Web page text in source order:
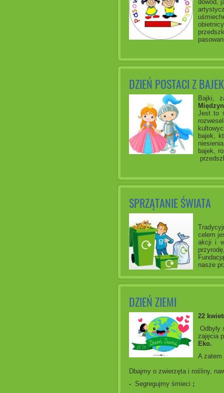
dowód,
DZIEŃ POSTACI Z BAJEK
Bajki,
Jest to
bajek,
bajek,
SPRZĄTANIE ŚWIATA
celem
akcji i
nasze
DZIEŃ ZIEMI
22
zajęcia
Eko.
A zatem
Dbajmy o zwierzęta i rośliny,
- Segregujmy śmieci ;